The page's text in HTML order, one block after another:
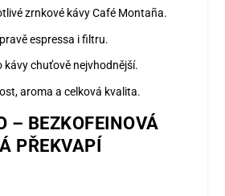
zrnkové kávy Café Montaña.
espressa i filtru.
kávy chuťově nejvhodnější.
aroma a celková kvalita.
– BEZKOFEINOVÁ
PŘEKVAPÍ